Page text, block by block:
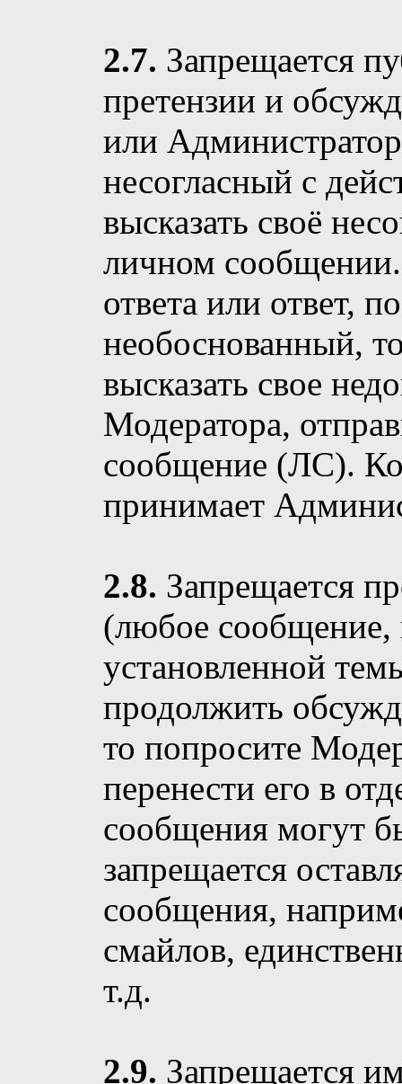
2.7. Запрещается
претензии и
или
несогласный с
высказать своё
личном
ответа или ответ,
необоснованный,
высказать свое
Модератора,
сообщение (ЛС).
принимает
2.8. Запрещается
(любое сообщение,
установленной
продолжить
то попросите
перенести его в
сообщения могут
запрещается
сообщения,
смайлов,
т.д.
2.9. Запрещается